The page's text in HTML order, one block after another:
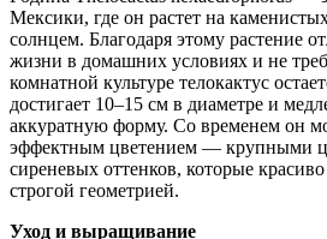
Мексики, где он растет на
солнцем. Благодаря этому растение
жизни в домашних условиях и не
комнатной культуре телокактус
достигает 10–15 см в диаметре и
аккуратную форму. Со временем он
эффектным цветением — крупными
сиреневых оттенков, которые
строгой геометрией.
Уход и выращивание